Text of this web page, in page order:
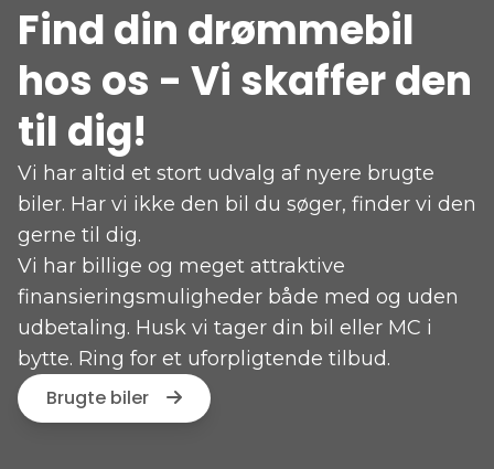
Find din drømmebil
hos os - Vi skaffer den
til dig!
Vi har altid et stort udvalg af nyere brugte
biler. Har vi ikke den bil du søger, finder vi den
gerne til dig.
Vi har billige og meget attraktive
finansieringsmuligheder både med og uden
udbetaling. Husk vi tager din bil eller MC i
bytte. Ring for et uforpligtende tilbud.
Brugte biler